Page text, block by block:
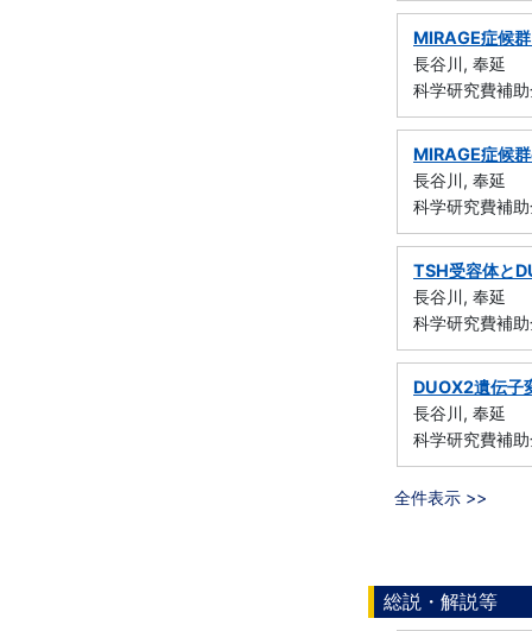
MIRAGE症候
長谷川, 奉延
科学研究費補
MIRAGE症候
長谷川, 奉延
科学研究費補
TSH受容体と
長谷川, 奉延
科学研究費補
DUOX2遺伝子
長谷川, 奉延
科学研究費補
全件表示 >>
総説・解説等